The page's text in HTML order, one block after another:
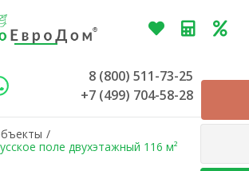
8 (800) 511-73-25
+7 (499) 704-58-28
/
поле двухэтажный 116 м²